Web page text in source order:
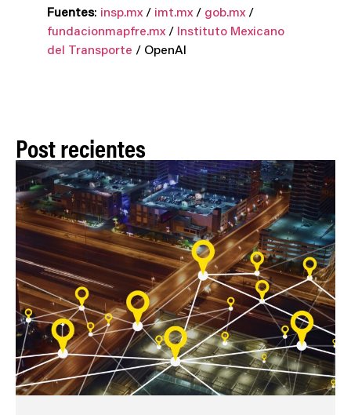
Fuentes: insp.mx / imt.mx / gob.mx /
fundacionmapfre.mx / Instituto Mexicano
del Transporte / OpenAI
Post recientes